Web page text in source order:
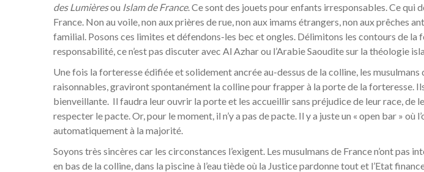
des Lumièresou Islam de France. Ce sont des jouets pour enfants irresponsables. Ce qui
France. Non au voile, non aux prières de rue, non aux imams étrangers, non aux
familial. Posons ces limites et défendons-les bec et ongles. Délimitons les contours de
responsabilité, ce n’est pas discuter avec Al Azhar ou l’Arabie Saoudite sur la théologie
Une fois la forteresse édifiée et solidement ancrée au-dessus de la colline, les
raisonnables, graviront spontanément la colline pour frapper à la porte de la forteresse.
bienveillante. Il faudra leur ouvrir la porte et les accueillir sans préjudice de leur race, de
respecter le pacte. Or, pour le moment, il n’y a pas de pacte. Il y a juste un « open bar »
automatiquement à la majorité.
Soyons très sincères car les circonstances l’exigent. Les musulmans de France n’ont
en bas de la colline, dans la piscine à l’eau tiède où la Justice pardonne tout et l’Etat